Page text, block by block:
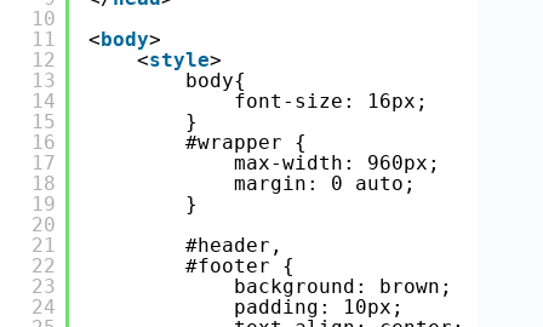
10
11
12
13
14
15
16
17
18
19
20
21
22
23
24
<body>
<style>
body{
font-size: 16px;
}
#wrapper {
max-width: 960px;
margin: 0 auto;
}
#header,
#footer {
background: brown;
padding: 10px;